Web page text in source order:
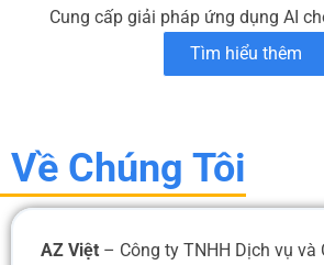
Cung cấp giải pháp ứng dụng AI
Tìm hiểu thêm
Về Chúng Tôi
AZ Việt – Công ty TNHH Dịch vụ và